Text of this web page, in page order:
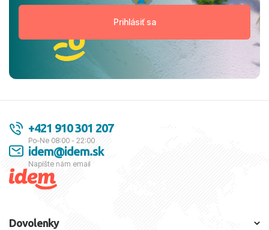
+421 910 301 207
Po-Ne 08:00 - 22:00
idem@idem.sk
Napíšte nám email
Dovolenky